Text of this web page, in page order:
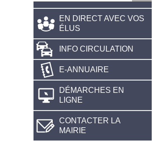
EN DIRECT AVEC VOS
ÉLUS
INFO CIRCULATION
E-ANNUAIRE
DÉMARCHES EN
LIGNE
CONTACTER LA
MAIRIE